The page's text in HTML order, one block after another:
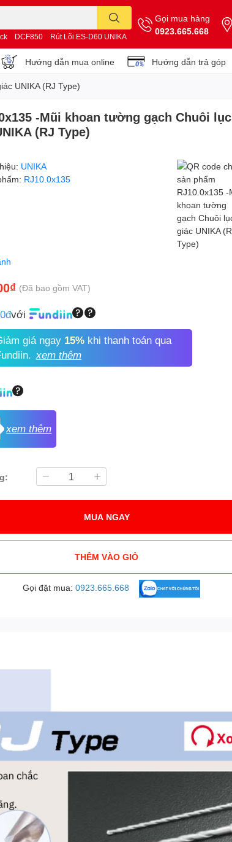
DCF850 Rút Lõi ES-D60 UNIKA
Gọi mua hàng
0923.665.668
Hướng dẫn mua online Hướng dẫn trả góp
UNIKA (RJ Type)
-Mũi khoan tường gạch Chuôi lục
(RJ Type)
UNIKA
RJ10.0x135
(Đã bao gồm VAT)
0đvới
giá ngay 15% khi thanh toán qua
xem thêm
xem thêm
MUA NGAY
THÊM VÀO GIỎ
Gọi đặt mua: 0923.665.668